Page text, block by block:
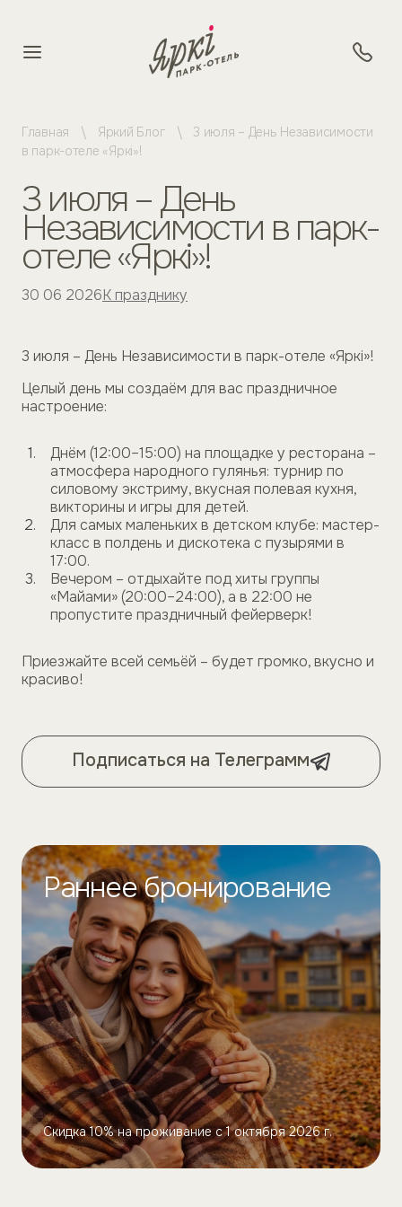
Главная Яркий Блог
3 июля – День Независимости
в парк-отеле «Яркi»!
3 июля – День
Независимости в парк-
отеле «Яркi»!
30 06 2026К празднику
3 июля – День Независимости в парк-отеле «Яркi»!
Целый день мы создаём для вас праздничное
настроение:
Днём (12:00–15:00) на площадке у ресторана –
атмосфера народного гулянья: турнир по
силовому экстриму, вкусная полевая кухня,
викторины и игры для детей.
Для самых маленьких в детском клубе: мастер-
класс в полдень и дискотека с пузырями в
17:00.
Вечером – отдыхайте под хиты группы
«Майами» (20:00–24:00), а в 22:00 не
пропустите праздничный фейерверк!
Приезжайте всей семьёй – будет громко, вкусно и
красиво!
Подписаться на Телеграмм
Раннее бронирование
Скидка 10% на проживание с 1 октября 2026 г.